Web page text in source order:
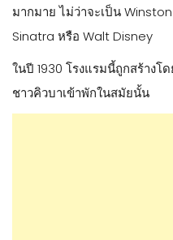
มากมาย ไม่ว่าจะเป็น
Sinatra หรือ Walt Disney
ในปี 1930 โรงแรมนี้ถูกสร้าง
ชาวคิวบาเข้าพักในสมัยนั้น